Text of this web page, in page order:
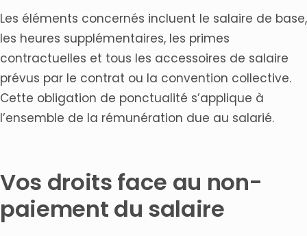
Les éléments concernés incluent le salaire de base,
les heures supplémentaires, les primes
contractuelles et tous les accessoires de salaire
prévus par le contrat ou la convention collective.
Cette obligation de ponctualité s’applique à
l’ensemble de la rémunération due au salarié.
Vos droits face au non-
paiement du salaire